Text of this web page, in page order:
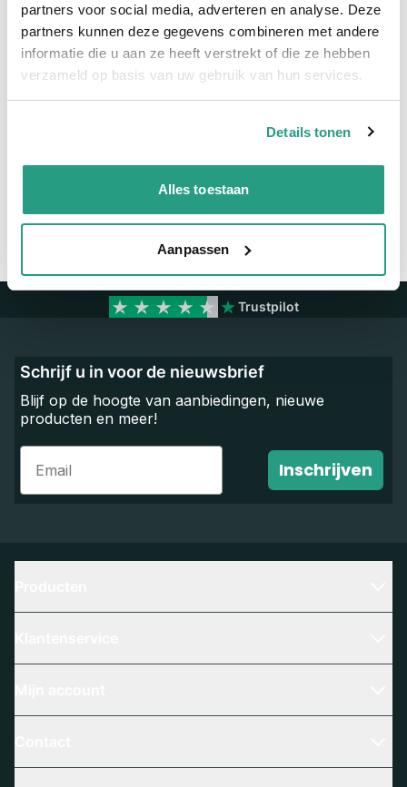
partners voor social media, adverteren en analyse. Deze
partners kunnen deze gegevens combineren met andere
informatie die u aan ze heeft verstrekt of die ze hebben
verzameld op basis van uw gebruik van hun services.
Details tonen
Alles toestaan
Aanpassen
Meer informatie
Binnendiameter 80mm
Neem contact met ons op
Trustpilot
Schrijf u in voor de nieuwsbrief
Blijf op de hoogte van aanbiedingen, nieuwe
producten en meer!
Email
Inschrijven